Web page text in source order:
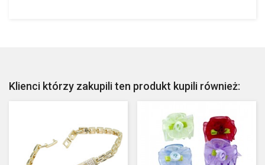
Klienci którzy zakupili ten produkt kupili również: